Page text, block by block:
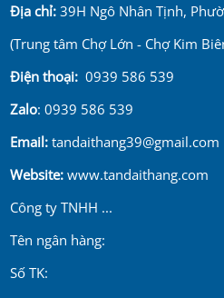
Địa chỉ:39H Ngô Nhân Tịnh,
(Trung tâm Chợ Lớn - Chợ Kim
Điện thoại: 0939 586 539
Zalo: 0939 586 539
Email:tandaithang39@gmail.com
Website:www.tandaithang.com
Công ty TNHH ...
Tên ngân hàng:
Số TK: